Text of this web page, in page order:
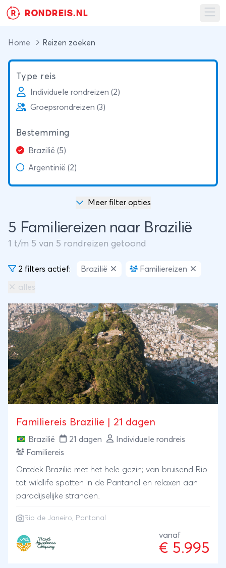
R RONDREIS.NL
Home Reizen zoeken
Type reis
Individuele rondreizen (2)
Groepsrondreizen (3)
Bestemming
Brazilië (5)
Argentinië (2)
Meer filter opties
5 Familiereizen naar Brazilië
1 t/m 5 van 5 rondreizen getoond
2 filters actief: Brazilië Familiereizen
alles
Familiereis Brazilie | 21 dagen
Brazilië 21 dagen
Individuele rondreis
Familiereis
Ontdek Brazilië met het hele gezin; van bruisend Rio
tot wildlife spotten in de Pantanal en relaxen aan
paradijselijke stranden.
Rio de Janeiro, Pantanal
vanaf
€ 5.995